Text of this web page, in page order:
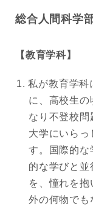
総合人間科学
【教育学科】
私が教育学科
に、高校生の
なり不登校問
大学にいら
す。国際的な
的な学びと並
を、憧れを
外の何物でも